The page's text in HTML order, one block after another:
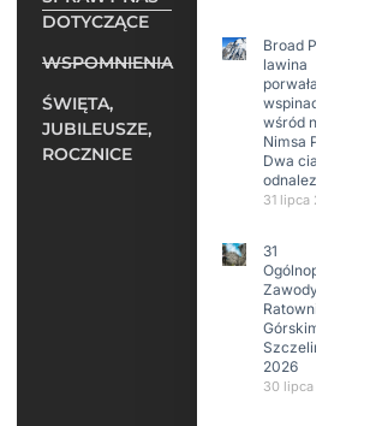
DOTYCZĄCE
WSPOMNIENIA
ŚWIĘTA,
JUBILEUSZE,
ROCZNICE
Broad Peak:
lawina
porwała 10
wspinaczy,
wśród nich
Nimsa Purję.
Dwa ciała
odnalezione.
31 lipca 2026
31
Ogólnopolskie
Zawody w
Ratownictwie
Górskim –
Szczeliniec
2026
30 lipca 2026